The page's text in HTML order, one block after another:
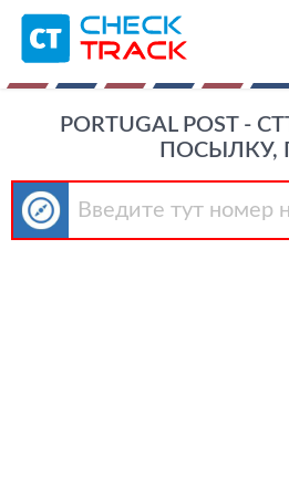
PORTUGAL POST -
ПОСЫЛКУ,